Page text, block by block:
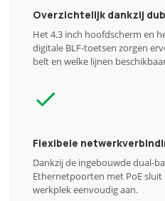
Overzichtelijk dankzij
Het 4.3 inch hoofdscherm en
digitale BLF-toetsen zorgen
belt en welke lijnen
Flexibele
Dankzij de ingebouwde dual-
Ethernetpoorten met PoE
werkplek eenvoudig aan.